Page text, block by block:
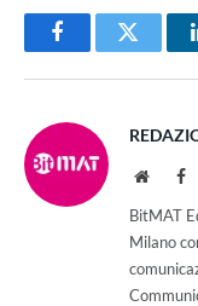
FacebookTwitter
Website
BitMAT
Milano